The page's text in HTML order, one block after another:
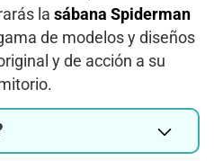
la sábana Spiderman
de modelos y diseños
y de acción a su